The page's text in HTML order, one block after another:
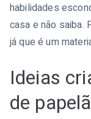
habilidades
casa e não saiba.
já que é um
Ideias
de